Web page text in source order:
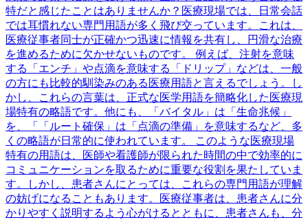
特だと感じたことはありませんか？医療現場では、日常会話
では耳慣れない専門用語が多く飛び交っています。これは、
医療従事者同士が正確かつ迅速に情報を共有し、円滑な治療
を進めるために欠かせないものです。 例えば、注射を意味
する「エンチ」や点滴を意味する「ドリップ」などは、一般
の方にも比較的馴染みのある医療用語と言えるでしょう。し
かし、これらの言葉は、正式な医学用語を簡略化した医療現
場特有の略語です。他にも、「バイタル」は「生命兆候」
を、「「ルート確保」は「点滴の準備」を意味するなど、多
くの略語が日常的に使われています。 このような医療現場
特有の用語は、医師や看護師が限られた時間の中で効率的に
コミュニケーションを取るために重要な役割を果たしていま
す。しかし、患者さんにとっては、これらの専門用語が理解
の妨げになることもあります。医療従事者は、患者さんに分
かりやすく説明するよう心がけるとともに、患者さんも、分